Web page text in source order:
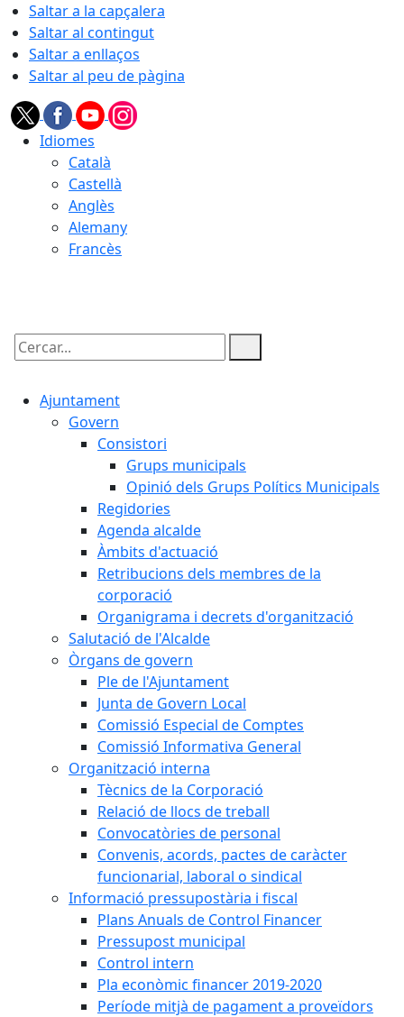
Saltar a la capçalera
Saltar al contingut
Saltar a enllaços
Saltar al peu de pàgina
Idiomes
Català
Castellà
Anglès
Alemany
Francès
Cercar:
Ajuntament
Govern
Consistori
Grups municipals
Opinió dels Grups Polítics Municipals
Regidories
Agenda alcalde
Àmbits d'actuació
Retribucions dels membres de la
corporació
Organigrama i decrets d'organització
Salutació de l'Alcalde
Òrgans de govern
Ple de l'Ajuntament
Junta de Govern Local
Comissió Especial de Comptes
Comissió Informativa General
Organització interna
Tècnics de la Corporació
Relació de llocs de treball
Convocatòries de personal
Convenis, acords, pactes de caràcter
funcionarial, laboral o sindical
Informació pressupostària i fiscal
Plans Anuals de Control Financer
Pressupost municipal
Control intern
Pla econòmic financer 2019-2020
Període mitjà de pagament a proveïdors